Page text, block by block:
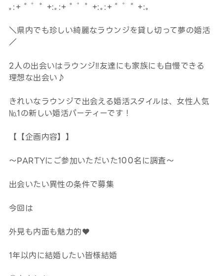
｡:+ ﾟ ゜ﾟ +:｡:+ ﾟ ゜ﾟ +:｡:+ ﾟ ゜ﾟ +:｡
＼県内でも珍しい綺麗なラウンジを貸し切って夢の婚活
／
2人の出会いはラウンジ‼友達にも家族にも自慢できる
理想な出会い♪
きれいなラウンジで出会える婚活スタイルは、女性人気
№1の新しい婚活パーティーです！
【【企画内容】】
～PARTYにご参加いただいた100名に調査～
出会いたい異性の条件で募集
今回は
外見も内面も魅力的♥
1年以内に結婚したい皆様結婚